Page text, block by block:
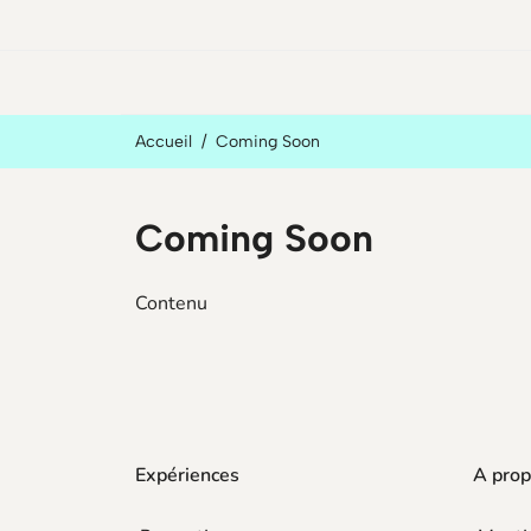
Accueil Coming Soon
Coming Soon
Contenu
Expériences A